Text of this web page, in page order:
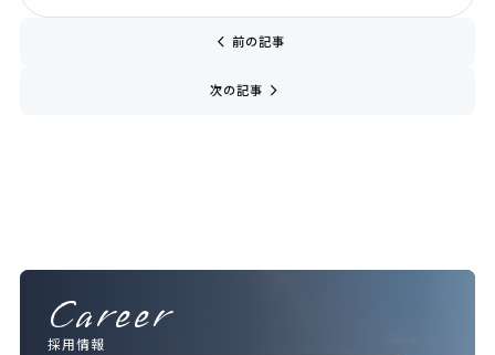
chevron_left 前の記事
次の記事 navigate_next
Career
採用情報